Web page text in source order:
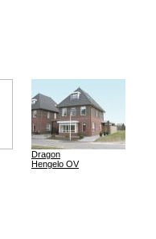
Dragon
Hengelo OV